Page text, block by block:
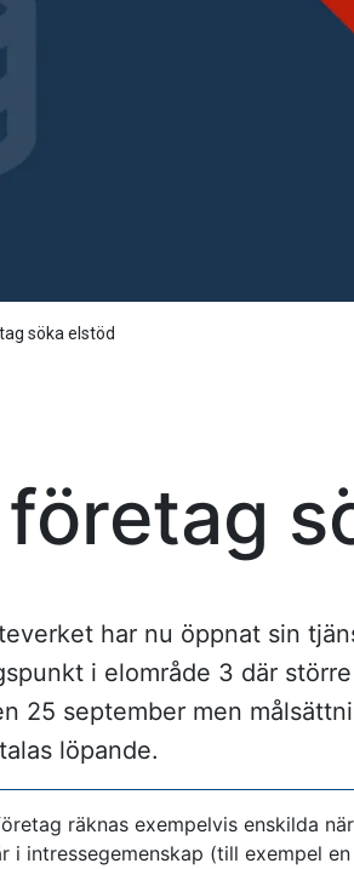
söka elstöd
har nu öppnat sin
i elområde 3 där
25 september men
löpande.
räknas exempelvis enskilda
i intressegemenskap (till exempel